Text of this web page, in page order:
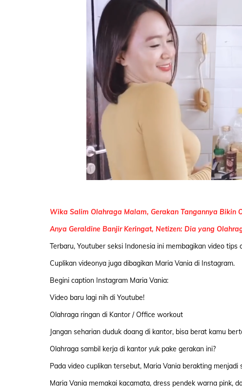
Wika Salim Olahraga Malam, Gerakan Tangannya Bikin
Anya Geraldine Banjir Keringat, Netizen: Dia yang
Terbaru, Youtuber seksi Indonesia ini membagikan video
Cuplikan videonya juga dibagikan Maria Vania di Instagram.
Begini caption Instagram Maria Vania:
Video baru lagi nih di Youtube!
Olahraga ringan di Kantor / Office workout
Jangan seharian duduk doang di kantor, bisa berat kamu
Olahraga sambil kerja di kantor yuk pake gerakan ini?
Pada video cuplikan tersebut, Maria Vania berakting
Maria Vania memakai kacamata, dress pendek warna pink,